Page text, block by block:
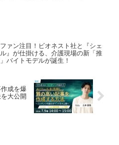
ァン注目！ビオネスト社と『シェ
』が仕掛ける、介護現場の新「推
バイトモデルが誕生！
成を爆
大公開